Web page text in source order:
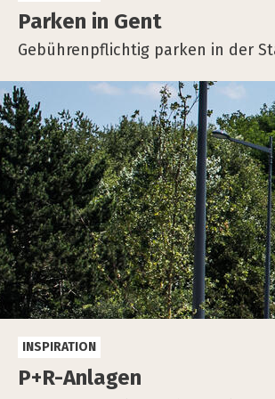
Par­ken in Gent
Gebührenpflichtig parken in der
P+R-Anlagen
INSPIRATION